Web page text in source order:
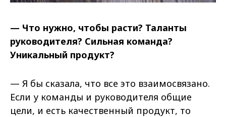
— Что нужно, чтобы расти? Таланты
руководителя? Сильная команда?
Уникальный продукт?
— Я бы сказала, что все это взаимосвязано.
Если у команды и руководителя общие
цели, и есть качественный продукт, то